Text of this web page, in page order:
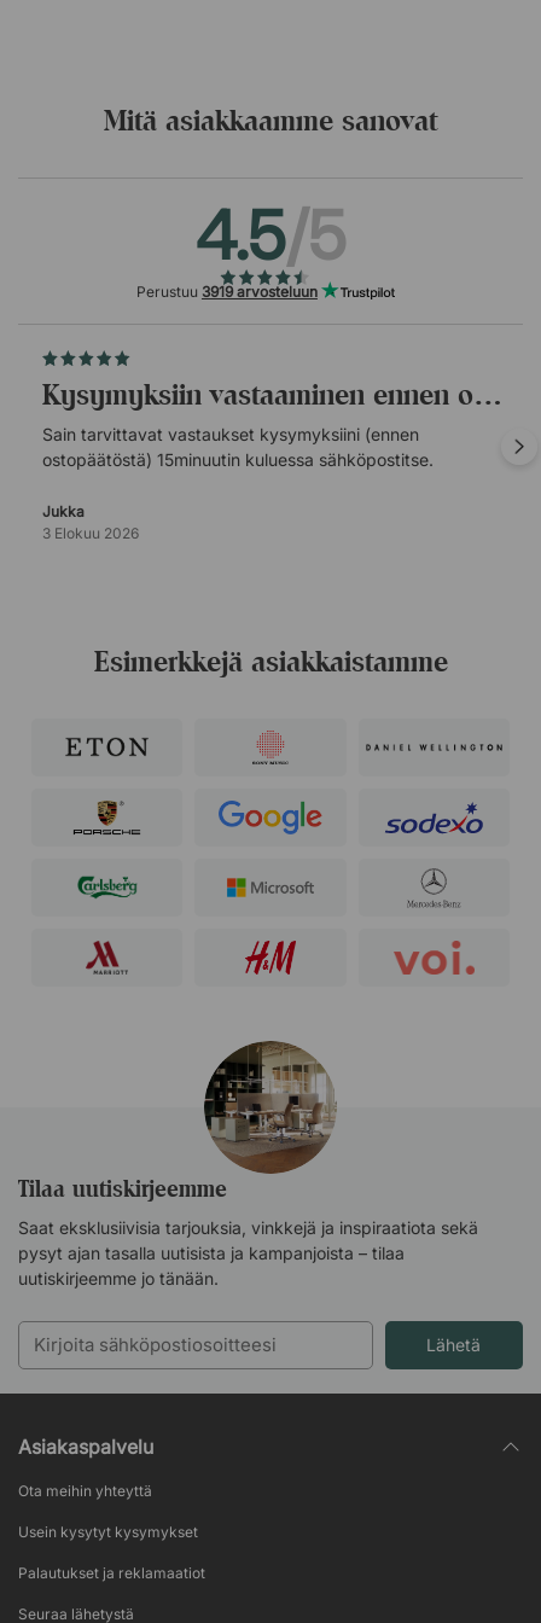
Mitä asiakkaamme sanovat
4.5/5
Perustuu 3919 arvosteluun
Kysymyksiin vastaaminen ennen ostopäätöstä.
Sain tarvittavat vastaukset kysymyksiini (ennen
ostopäätöstä) 15minuutin kuluessa sähköpostitse.
Jukka
3 Elokuu 2026
Esimerkkejä asiakkaistamme
Tilaa uutiskirjeemme
Saat eksklusiivisia tarjouksia, vinkkejä ja inspiraatiota sekä
pysyt ajan tasalla uutisista ja kampanjoista – tilaa
uutiskirjeemme jo tänään.
Lähetä
Asiakaspalvelu
Ota meihin yhteyttä
Usein kysytyt kysymykset
Palautukset ja reklamaatiot
Seuraa lähetystä